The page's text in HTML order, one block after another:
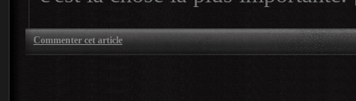
Commenter cet article